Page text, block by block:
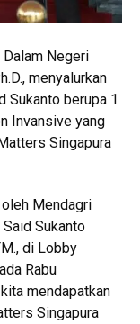
Negeri
menyalurkan
Sukanto berupa 1
Invansive yang
Singapura
Mendagri
Said Sukanto
di Lobby
Rabu
mendapatkan
Singapura